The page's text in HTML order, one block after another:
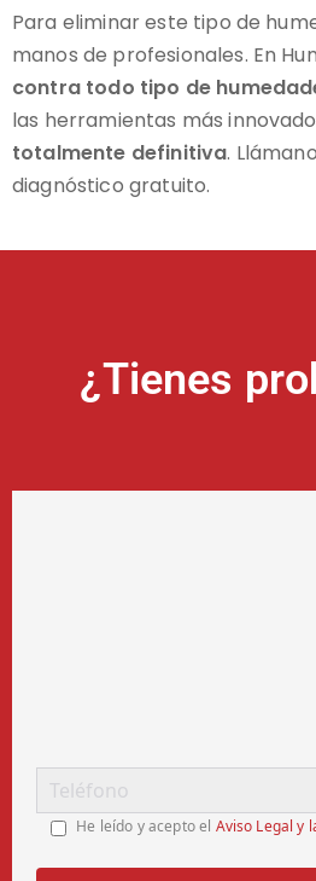
Para eliminar este tipo de
manos de profesionales. En
contra todo tipo de
las herramientas más
totalmente definitiva.
diagnóstico gratuito.
¿Tienes
He leído y acepto el Aviso Legal y